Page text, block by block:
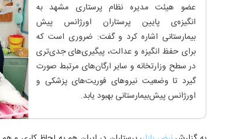
عضو هیئت مدیره نظام پرستاری مشهد به
انگیزه‌ی پایین پرستاران اورژانس پیش
بیمارستانی اشاره کرد و گفت: ضروری است که
برای حفظ انگیزه و عدالت، پیگیری‌های جدی‌تری
در سطح وزارتخانه و سایر ارگان‌های مرتبط صورت
گیرد تا وضعیت نیروهای فوریت‌های پزشکی و
اورژانس پیش‌بیمارستانی بهبود یابد.